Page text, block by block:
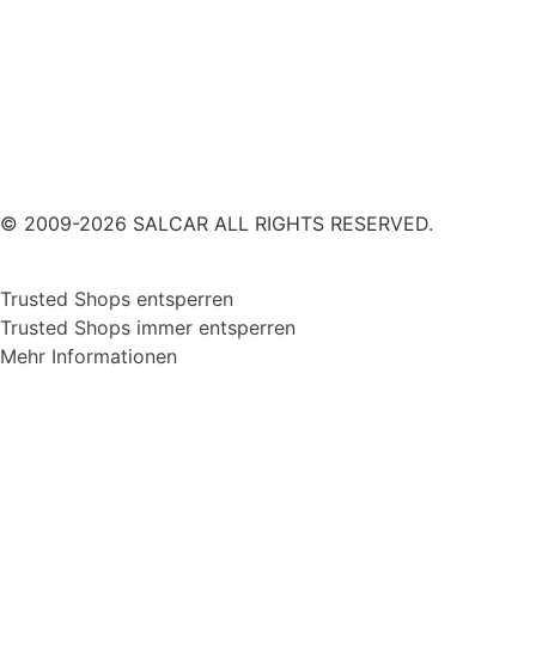
© 2009-2026 SALCAR ALL RIGHTS RESERVED.
Trusted Shops entsperren
Trusted Shops immer entsperren
Mehr Informationen